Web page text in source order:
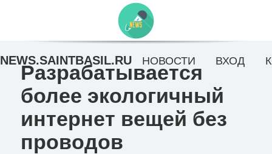
Разрабатывается
более экологичный
интернет вещей без
проводов
NEWS.SAINTBASIL.RU НОВОСТИ ВХОД